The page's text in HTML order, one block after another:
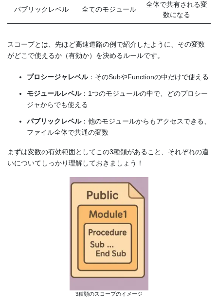
パブリックレベル 全てのモジュール
全体で共有される変
数になる
スコープとは、先ほど高速道路の例で紹介したように、その変数
がどこで使えるか（有効か）を決めるルールです。
プロシージャレベル：そのSubやFunctionの中だけで使える
モジュールレベル：1つのモジュールの中で、どのプロシー
ジャからでも使える
パブリックレベル：他のモジュールからもアクセスできる、
ファイル全体で共通の変数
まずは変数の有効範囲としてこの3種類があること、それぞれの違
いについてしっかり理解しておきましょう！
3種類のスコープのイメージ